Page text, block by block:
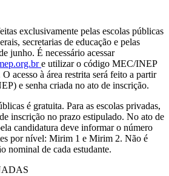
exclusivamente pelas escolas públicas
secretarias de educação e pelas
junho. É necessário acessar
e utilizar o código MEC/INEP
acesso à área restrita será feito a partir
e senha criada no ato de inscrição.
é gratuita. Para as escolas privadas,
inscrição no prazo estipulado. No ato de
candidatura deve informar o número
por nível: Mirim 1 e Mirim 2. Não é
nominal de cada estudante.